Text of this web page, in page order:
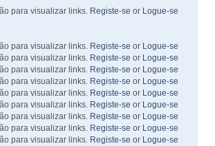
para visualizar links. Registe-se or Logue-se
para visualizar links. Registe-se or Logue-se
para visualizar links. Registe-se or Logue-se
para visualizar links. Registe-se or Logue-se
para visualizar links. Registe-se or Logue-se
para visualizar links. Registe-se or Logue-se
para visualizar links. Registe-se or Logue-se
para visualizar links. Registe-se or Logue-se
para visualizar links. Registe-se or Logue-se
para visualizar links. Registe-se or Logue-se